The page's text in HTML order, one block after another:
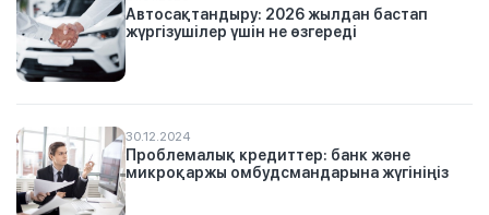
Автосақтандыру: 2026 жылдан бастап
жүргізушілер үшін не өзгереді
30.12.2024
Проблемалық кредиттер: банк және
микроқаржы омбудсмандарына жүгініңіз